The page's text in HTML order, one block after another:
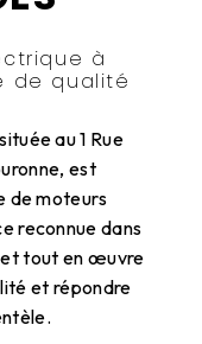
à
de qualité
au 1 Rue
est
de moteurs
reconnue dans
tout en œuvre
et répondre